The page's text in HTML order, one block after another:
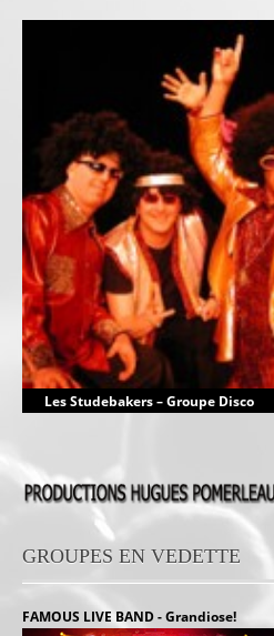
Les Studebakers – Groupe Disco
GROUPES EN VEDETTE
FAMOUS LIVE BAND - Grandiose!